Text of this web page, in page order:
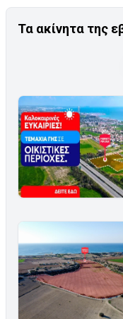
Τα ακίνητα της